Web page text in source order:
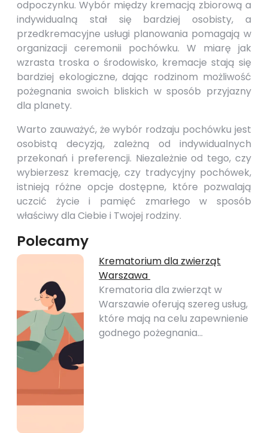
odpoczynku. Wybór między kremacją zbiorową a
indywidualną stał się bardziej osobisty, a
przedkremacyjne usługi planowania pomagają w
organizacji ceremonii pochówku. W miarę jak
wzrasta troska o środowisko, kremacje stają się
bardziej ekologiczne, dając rodzinom możliwość
pożegnania swoich bliskich w sposób przyjazny
dla planety.
Warto zauważyć, że wybór rodzaju pochówku jest
osobistą decyzją, zależną od indywidualnych
przekonań i preferencji. Niezależnie od tego, czy
wybierzesz kremację, czy tradycyjny pochówek,
istnieją różne opcje dostępne, które pozwalają
uczcić życie i pamięć zmarłego w sposób
właściwy dla Ciebie i Twojej rodziny.
Polecamy
Krematorium dla zwierząt
Warszawa
Krematoria dla zwierząt w
Warszawie oferują szereg usług,
które mają na celu zapewnienie
godnego pożegnania…